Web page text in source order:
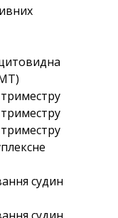
судин